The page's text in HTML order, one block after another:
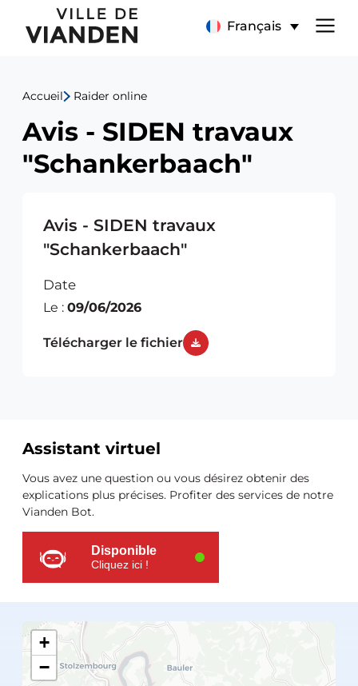
Avis
SIDEN
travaux
"Schankerbaach"
Français
Menu
navigation
principal
Accueil Raider online
Avis - SIDEN travaux
"Schankerbaach"
Avis - SIDEN travaux
"Schankerbaach"
Date
Le : 09/06/2026
Télécharger le fichier
Ressources
supplémentaires
Assistant virtuel
Vous avez une question ou vous désirez obtenir des
explications plus précises. Profiter des services de notre
Vianden Bot.
Disponible
Cliquez ici !
+
−